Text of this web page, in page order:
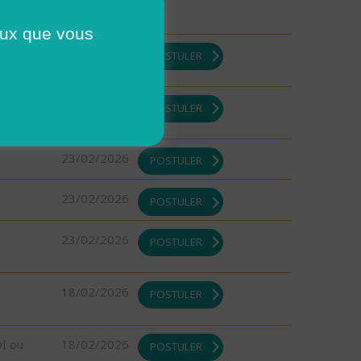
POSTULER
POSTULER
23/02/2026 POSTULER
23/02/2026 POSTULER
23/02/2026 POSTULER
18/02/2026 POSTULER
ou
18/02/2026 POSTULER
que vous